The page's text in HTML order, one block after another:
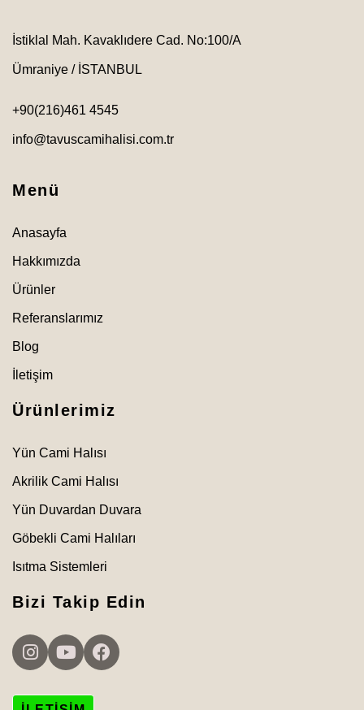
İstiklal Mah. Kavaklıdere Cad. No:100/A
Ümraniye / İSTANBUL
+90(216)461 4545
info@tavuscamihalisi.com.tr
Menü
Anasayfa
Hakkımızda
Ürünler
Referanslarımız
Blog
İletişim
Ürünlerimiz
Yün Cami Halısı
Akrilik Cami Halısı
Yün Duvardan Duvara
Göbekli Cami Halıları
Isıtma Sistemleri
Bizi Takip Edin